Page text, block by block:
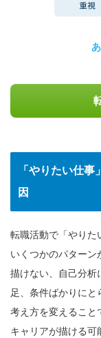
「やりたい仕
因
転職活動で「やりた
いくつかのパター
描けない、自己分析
足、条件ばかりに
考え方を変えること
キャリアが描ける可